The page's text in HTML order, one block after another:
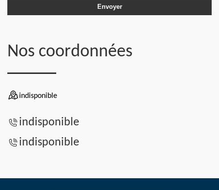
Nos coordonnées
indisponible
indisponible
indisponible